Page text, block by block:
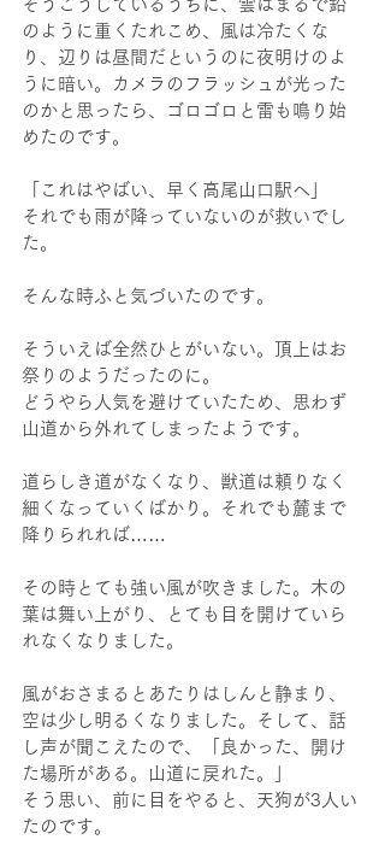
そうこうしているうちに、雲はまるで鉛
のように重くたれこめ、風は冷たくな
り、辺りは昼間だというのに夜明けのよ
うに暗い。カメラのフラッシュが光った
のかと思ったら、ゴロゴロと雷も鳴り始
めたのです。
「これはやばい、早く高尾山口駅へ」
それでも雨が降っていないのが救いでし
た。
そんな時ふと気づいたのです。
そういえば全然ひとがいない。頂上はお
祭りのようだったのに。
どうやら人気を避けていたため、思わず
山道から外れてしまったようです。
道らしき道がなくなり、獣道は頼りなく
細くなっていくばかり。それでも麓まで
降りられれば……
その時とても強い風が吹きました。木の
葉は舞い上がり、とても目を開けていら
れなくなりました。
風がおさまるとあたりはしんと静まり、
空は少し明るくなりました。そして、話
し声が聞こえたので、「良かった、開け
た場所がある。山道に戻れた。」
そう思い、前に目をやると、天狗が3人い
たのです。